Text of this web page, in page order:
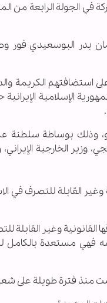
في الجولة الرابعة من
بدر البوسعيدي فور
استضافتهم الكريمة
الإسلامية الإيرانية
الرابعة من المفاوضات غير المباشرة بين إيران وأمريكا اليوم الأحد 11 مايو،
الخارجية
القابلة للتصرف في
وغير القابلة
فهي مستعدة بالكامل
منذ فترة طويلة على